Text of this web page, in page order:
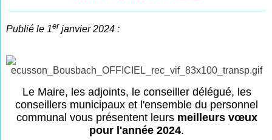
Publié le 1er janvier 2024 :
Le Maire, les adjoints, le conseiller délégué, les
conseillers municipaux et l'ensemble du personnel
communal vous présentent leurs meilleurs vœux
pour l'année 2024.